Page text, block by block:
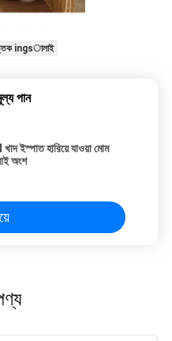
ingsালাই
পান
ইস্পাত হারিয়ে যাওয়া মোম
অংশ